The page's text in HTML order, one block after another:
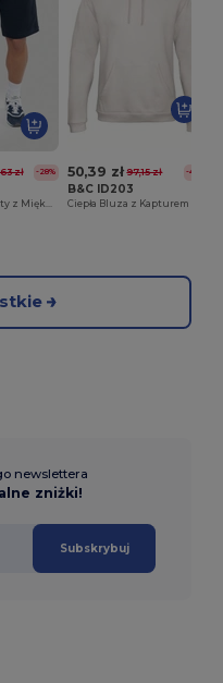
zł -28% 50,39 zł 97,15 zł -48%
B&C ID203
newslettera
zniżki!
Subskrybuj